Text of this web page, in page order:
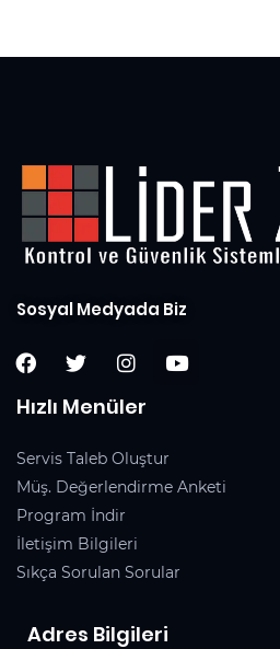
Sosyal Medyada Biz
Hızlı Menüler
Servis Taleb Oluştur
Müş. Değerlendirme Anketi
Program İndir
İletişim Bilgileri
Sıkça Sorulan Sorular
Adres Bilgileri